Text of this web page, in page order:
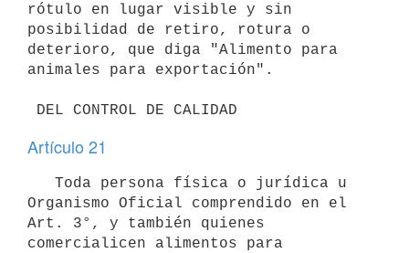
rótulo en lugar visible y sin
posibilidad de retiro, rotura o
deterioro, que diga "Alimento para
animales para exportación".
Artículo 21
Organismo Oficial comprendido en el
Art. 3°, y también quienes
comercialicen alimentos para